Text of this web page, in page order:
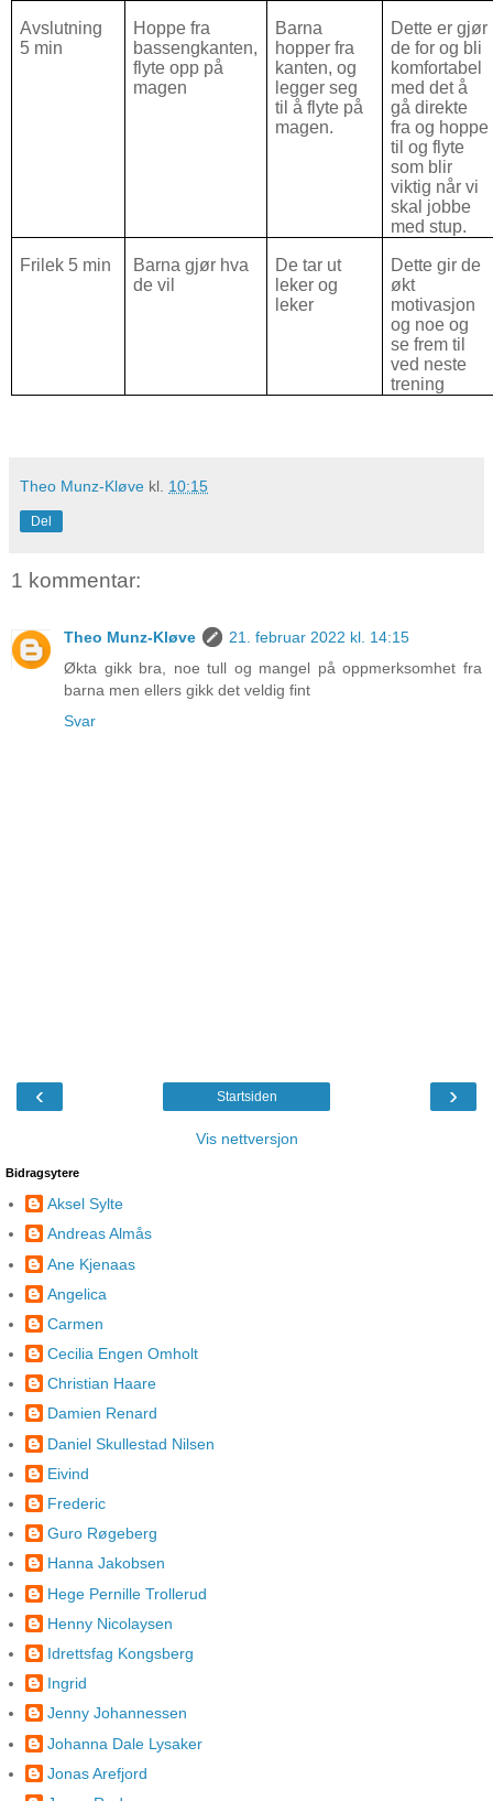
Avslutning
5 min
Hoppe fra
bassengkanten,
flyte opp på
magen
Barna
hopper fra
kanten, og
legger seg
til å flyte på
magen.
Dette er gjør
de for og bli
komfortabel
med det å
gå direkte
fra og hoppe
til og flyte
som blir
viktig når vi
skal jobbe
med stup.
Frilek 5 min
Barna gjør hva
de vil
De tar ut
leker og
leker
Dette gir de
økt
motivasjon
og noe og
se frem til
ved neste
trening
Theo Munz-Kløve kl. 10:15
Del
1 kommentar:
Theo Munz-Kløve
21. februar 2022 kl. 14:15
Økta gikk bra, noe tull og mangel på oppmerksomhet fra
barna men ellers gikk det veldig fint
Svar
‹ ›
Startsiden
Vis nettversjon
Bidragsytere
Aksel Sylte
Andreas Almås
Ane Kjenaas
Angelica
Carmen
Cecilia Engen Omholt
Christian Haare
Damien Renard
Daniel Skullestad Nilsen
Eivind
Frederic
Guro Røgeberg
Hanna Jakobsen
Hege Pernille Trollerud
Henny Nicolaysen
Idrettsfag Kongsberg
Ingrid
Jenny Johannessen
Johanna Dale Lysaker
Jonas Arefjord